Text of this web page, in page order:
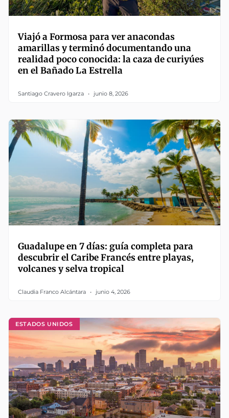
Viajó a Formosa para ver anacondas
amarillas y terminó documentando una
realidad poco conocida: la caza de curiyúes
en el Bañado La Estrella
Santiago Cravero Igarza junio 8, 2026
Guadalupe en 7 días: guía completa para
descubrir el Caribe Francés entre playas,
volcanes y selva tropical
Claudia Franco Alcántara junio 4, 2026
ESTADOS UNIDOS